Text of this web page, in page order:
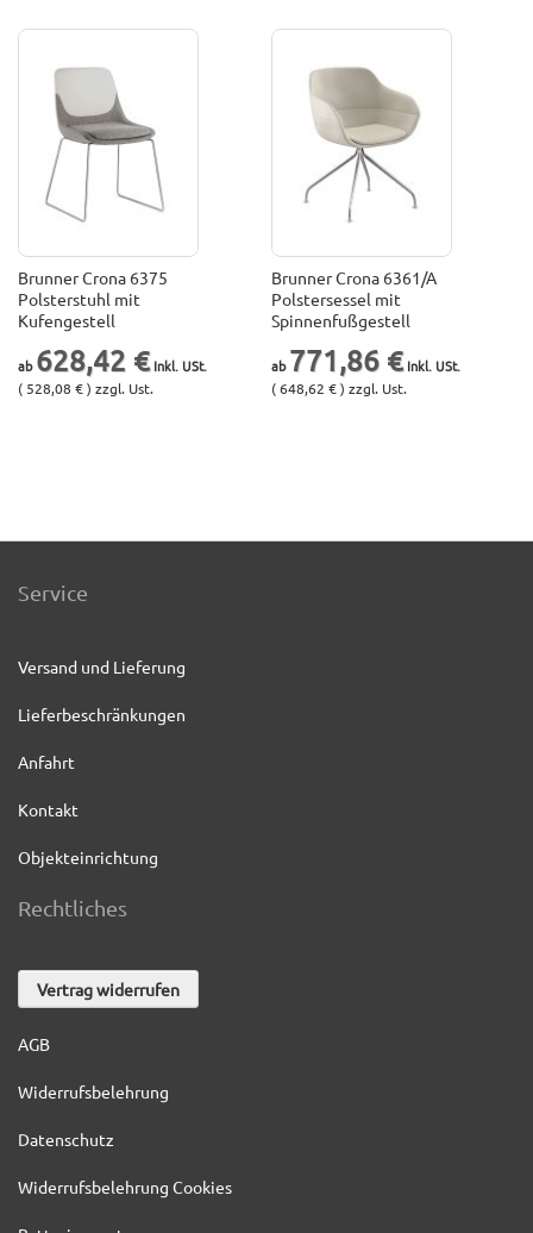
Brunner Crona 6375
Polsterstuhl mit
Kufengestell
628,42 €
( 528,08 € ) zzgl. Ust.
Brunner Crona 6361/A
Polstersessel mit
Spinnenfußgestell
771,86 €
( 648,62 € ) zzgl. Ust.
Service
Versand und Lieferung
Lieferbeschränkungen
Anfahrt
Kontakt
Objekteinrichtung
Rechtliches
Vertrag widerrufen
AGB
Widerrufsbelehrung
Datenschutz
Widerrufsbelehrung Cookies